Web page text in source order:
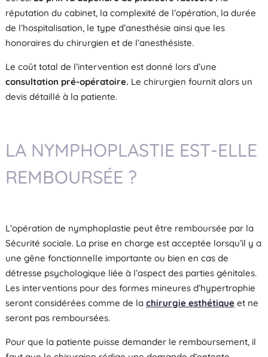
réputation du cabinet, la complexité de l’opération, la durée
de l’hospitalisation, le type d’anesthésie ainsi que les
honoraires du chirurgien et de l’anesthésiste.
Le coût total de l’intervention est donné lors d’une
consultation pré-opératoire. Le chirurgien fournit alors un
devis détaillé à la patiente.
LA NYMPHOPLASTIE EST-ELLE
REMBOURSÉE ?
L’opération de nymphoplastie peut être remboursée par la
Sécurité sociale. La prise en charge est acceptée lorsqu’il y a
une gêne fonctionnelle importante ou bien en cas de
détresse psychologique liée à l’aspect des parties génitales.
Les interventions pour des formes mineures d’hypertrophie
seront considérées comme de la chirurgie esthétiqueet ne
seront pas remboursées.
Pour que la patiente puisse demander le remboursement, il